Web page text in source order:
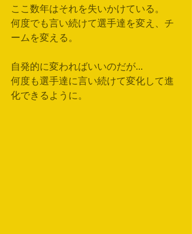
ここ数年はそれを失いかけている。
何度でも言い続けて選手達を変え、チ
ームを変える。
自発的に変わればいいのだが...
何度も選手達に言い続けて変化して進
化できるように。